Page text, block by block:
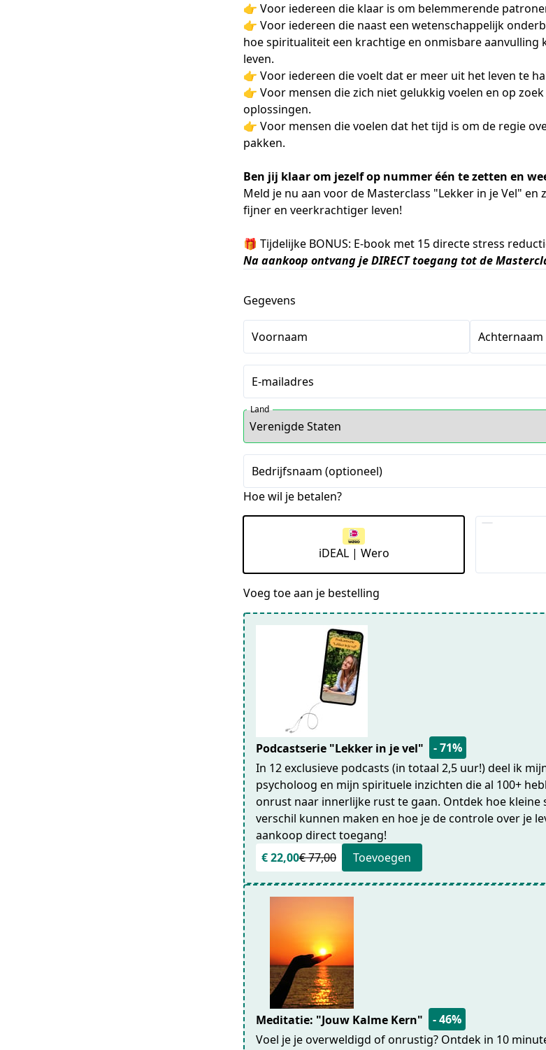
👉 Voor iedereen die klaar is om belemmerende
👉 Voor iedereen die naast een wetenschappelijk
hoe spiritualiteit een krachtige en onmisbare aanvulling
leven.
👉 Voor iedereen die voelt dat er meer uit het leven te
👉 Voor mensen die zich niet gelukkig voelen en op
oplossingen.
👉 Voor mensen die voelen dat het tijd is om de regie
pakken.
Ben jij klaar om jezelf op nummer één te zetten en
Meld je nu aan voor de Masterclass "Lekker in je Vel" en
fijner en veerkrachtiger leven!
🎁 Tijdelijke BONUS: E-book met 15 directe stress
Na aankoop ontvang je DIRECT toegang tot de
Gegevens
Voornaam Achternaam
E-mailadres
Land
Bedrijfsnaam (optioneel)
Hoe wil je betalen?
iDEAL | Wero
Voeg toe aan je bestelling
Podcastserie "Lekker in je vel"
- 71%
In 12 exclusieve podcasts (in totaal 2,5 uur!) deel ik
psycholoog en mijn spirituele inzichten die al 100+
onrust naar innerlijke rust te gaan. Ontdek hoe kleine
verschil kunnen maken en hoe je de controle over je
aankoop direct toegang!
€ 22,00€ 77,00 Toevoegen
Meditatie: "Jouw Kalme Kern"
- 46%
Voel je je overweldigd of onrustig? Ontdek in 10